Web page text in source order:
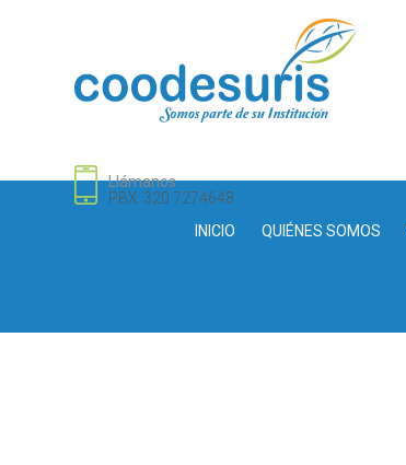
Llámanos
PBX: 320 7274648
INICIO
QUIÉNES SOMOS